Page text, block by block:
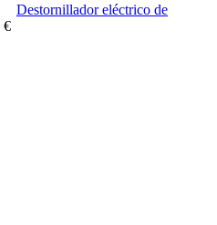
Destornillador eléctrico de
€